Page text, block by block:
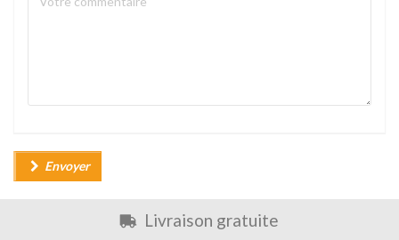
Envoyer
Livraison gratuite